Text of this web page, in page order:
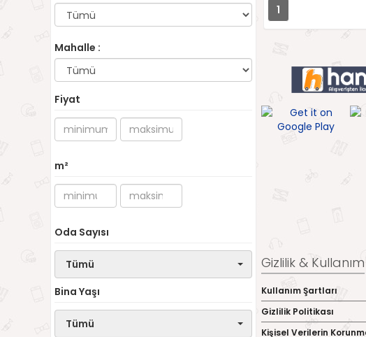
Mahalle :
Fiyat
m²
Oda Sayısı
Tümü
Bina Yaşı
Tümü
1
Gizlilik & Kullanım
Kullanım Şartları
Gizlilik Politikası
Kişisel Verilerin